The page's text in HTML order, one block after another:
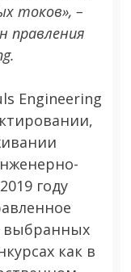
токов», –
правления
Engineering
году
выбранных
как в